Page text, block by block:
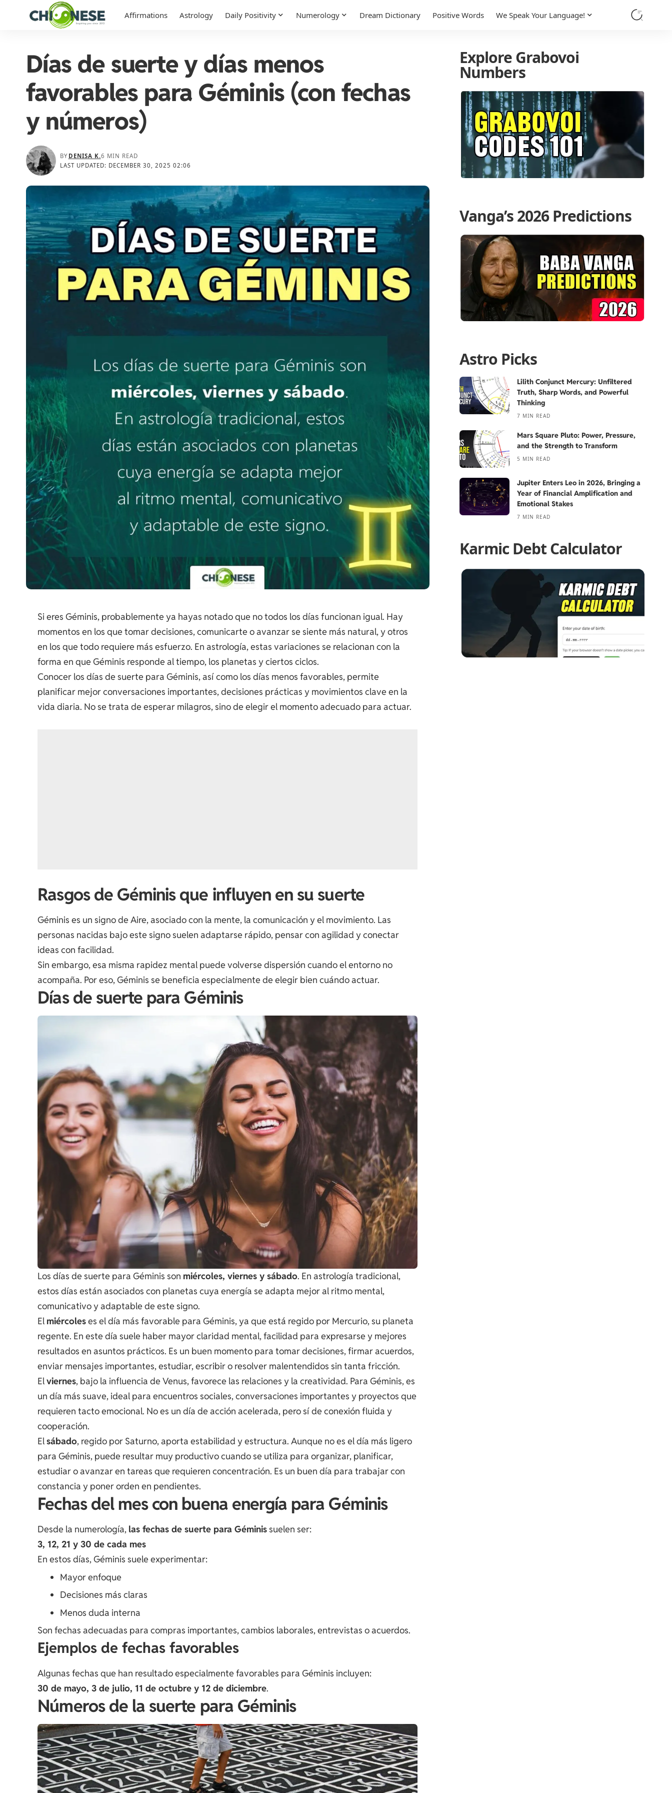
Affirmations Astrology Daily Positivity Numerology Dream Dictionary Positive Words We Speak Your Language!
Días de suerte y días menos
favorables para Géminis (con fechas
y números)
LAST UPDATED: DECEMBER 30, 2025 02:06
BY DENISA K.6 MIN READ
Si eres Géminis, probablemente ya hayas notado que no todos los días funcionan igual. Hay
momentos en los que tomar decisiones, comunicarte o avanzar se siente más natural, y otros
en los que todo requiere más esfuerzo. En astrología, estas variaciones se relacionan con la
forma en que Géminis responde al tiempo, los planetas y ciertos ciclos.
Conocer los días de suerte para Géminis, así como los días menos favorables, permite
planificar mejor conversaciones importantes, decisiones prácticas y movimientos clave en la
vida diaria. No se trata de esperar milagros, sino de elegir el momento adecuado para actuar.
Rasgos de Géminis que influyen en su suerte
Géminis es un signo de Aire, asociado con la mente, la comunicación y el movimiento. Las
personas nacidas bajo este signo suelen adaptarse rápido, pensar con agilidad y conectar
ideas con facilidad.
Sin embargo, esa misma rapidez mental puede volverse dispersión cuando el entorno no
acompaña. Por eso, Géminis se beneficia especialmente de elegir bien cuándo actuar.
Días de suerte para Géminis
Los días de suerte para Géminis son miércoles, viernes y sábado. En astrología tradicional,
estos días están asociados con planetas cuya energía se adapta mejor al ritmo mental,
comunicativo y adaptable de este signo.
El miércoleses el día más favorable para Géminis, ya que está regido por Mercurio, su planeta
regente. En este día suele haber mayor claridad mental, facilidad para expresarse y mejores
resultados en asuntos prácticos. Es un buen momento para tomar decisiones, firmar acuerdos,
enviar mensajes importantes, estudiar, escribir o resolver malentendidos sin tanta fricción.
Elviernes, bajo la influencia de Venus, favorece las relaciones y la creatividad. Para Géminis, es
un día más suave, ideal para encuentros sociales, conversaciones importantes y proyectos que
requieren tacto emocional. No es un día de acción acelerada, pero sí de conexión fluida y
cooperación.
Elsábado, regido por Saturno, aporta estabilidad y estructura. Aunque no es el día más ligero
para Géminis, puede resultar muy productivo cuando se utiliza para organizar, planificar,
estudiar o avanzar en tareas que requieren concentración. Es un buen día para trabajar con
constancia y poner orden en pendientes.
Fechas del mes con buena energía para Géminis
Desde la numerología, las fechas de suerte para Géminissuelen ser:
3, 12, 21 y 30 de cada mes
En estos días, Géminis suele experimentar:
Mayor enfoque
Decisiones más claras
Menos duda interna
Son fechas adecuadas para compras importantes, cambios laborales, entrevistas o acuerdos.
Ejemplos de fechas favorables
Algunas fechas que han resultado especialmente favorables para Géminis incluyen:
30 de mayo, 3 de julio, 11 de octubre y 12 de diciembre.
Números de la suerte para Géminis
Explore Grabovoi
Numbers
Vanga’s 2026 Predictions
Astro Picks
Lilith Conjunct Mercury: Unfiltered
Truth, Sharp Words, and Powerful
Thinking
7 MIN READ
Mars Square Pluto: Power, Pressure,
and the Strength to Transform
5 MIN READ
Jupiter Enters Leo in 2026, Bringing a
Year of Financial Amplification and
Emotional Stakes
7 MIN READ
Karmic Debt Calculator